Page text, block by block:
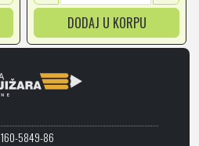
DODAJ U KORPU
160-5849-86